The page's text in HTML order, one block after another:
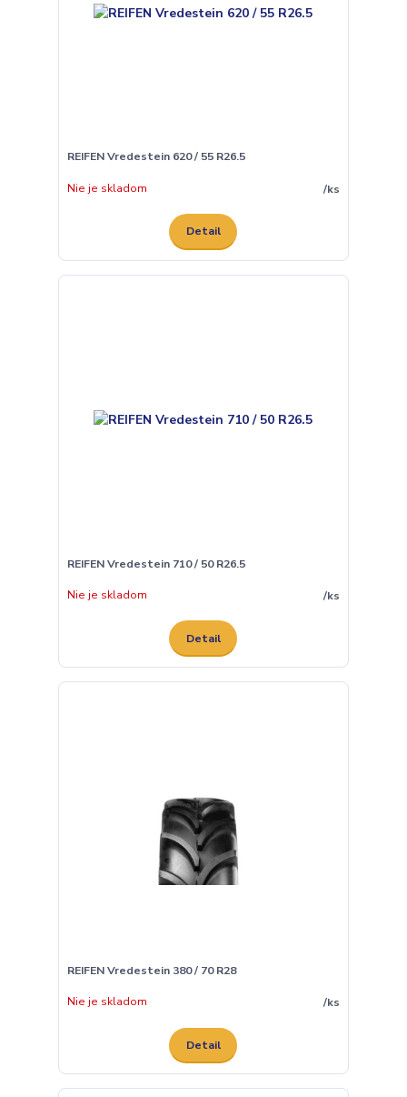
REIFEN Vredestein 620 / 55 R26.5
/ks
Nie je skladom
Detail
REIFEN Vredestein 710 / 50 R26.5
/ks
Nie je skladom
Detail
REIFEN Vredestein 380 / 70 R28
/ks
Nie je skladom
Detail